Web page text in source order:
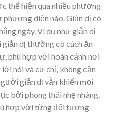
thể hiện qua nhiều phương
diện nào. Giản dị có
ngày. Ví dụ như giản dị
dị thường có cách ăn
phù hợp với hoàn cảnh nơi
nói và cử chỉ, không cần
giản dị vẫn khiến mọi
bởi phong thái nhẹ nhàng.
hợp với từng đối tượng